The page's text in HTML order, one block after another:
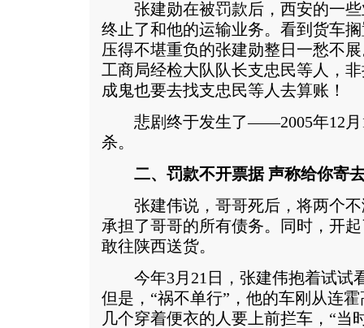
张建勋在被罚款后，西安的一些
终止了和他的运输业务。看到货车
压得不堪重负的张建勋整日一愁不
工商局经检大队队长支忠民等人，
成鬼也要去找支忠民等人去算账！
悲剧终于发生了——2005年12月
杀。
二、罚款不开票据 声称给你寄
张建伟说，哥哥死后，将两个不
承担了哥哥的所有债务。同时，开
敢往陕西送货。
今年3月21日，张建伟抱着试试
但是，“祸不单行”，他的车刚从连
几个穿着便衣的人要上前拦车，“当